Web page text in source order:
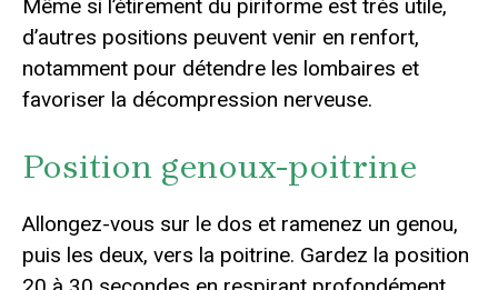
Même si l’étirement du piriforme est très utile,
d’autres positions peuvent venir en renfort,
notamment pour détendre les lombaires et
favoriser la décompression nerveuse.
Position genoux-poitrine
Allongez-vous sur le dos et ramenez un genou,
puis les deux, vers la poitrine. Gardez la position